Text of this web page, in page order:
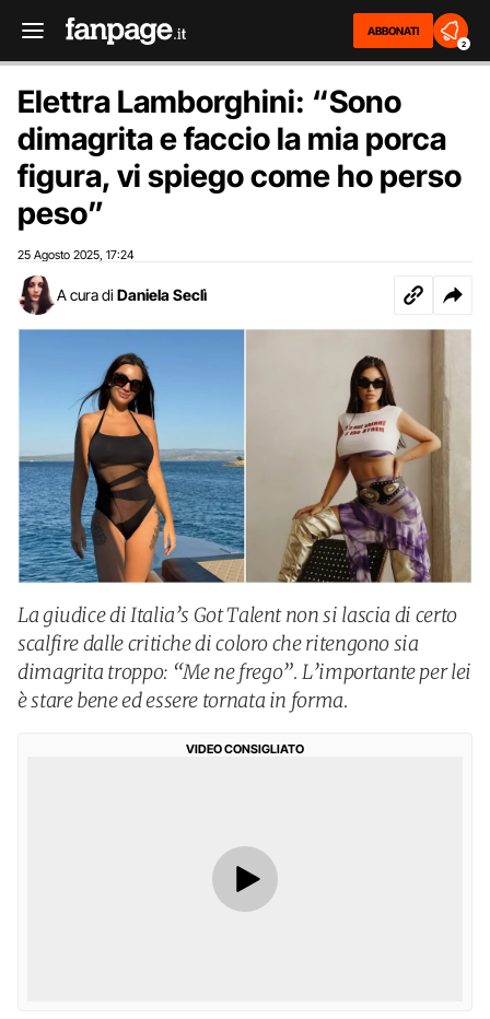
ABBONATI
2
Elettra Lamborghini: “Sono
dimagrita e faccio la mia porca
figura, vi spiego come ho perso
peso”
25 Agosto 2025 17:24
A cura di Daniela Seclì
La giudice di Italia’s Got Talent non si lascia di certo
scalfire dalle critiche di coloro che ritengono sia
dimagrita troppo: “Me ne frego”. L’importante per lei
è stare bene ed essere tornata in forma.
VIDEO CONSIGLIATO